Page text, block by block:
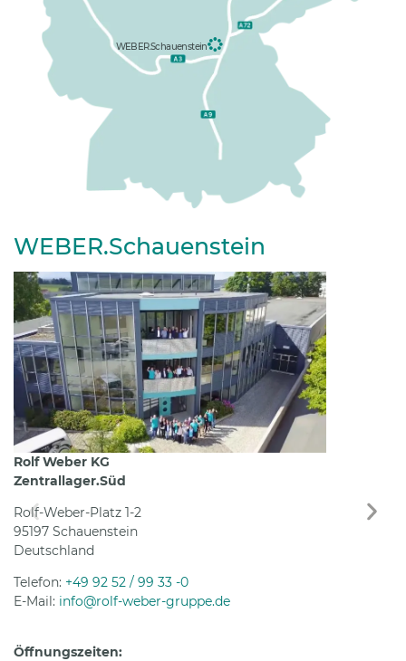
WEBER.Schauenstein
Rolf Weber KG
Zentrallager.Süd
Rolf-Weber-Platz 1-2
95197 Schauenstein
Deutschland
Telefon: +49 92 52 / 99 33 -0
E-Mail: info@rolf-weber-gruppe.de
Öffnungszeiten:
WEBER.Schauenstein